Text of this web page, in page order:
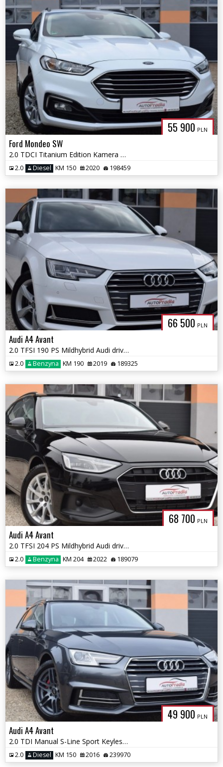
55 900 PLN
Ford Mondeo SW
2.0 TDCI Titanium Edition Kamera Navi Alum Pdc
2.0 Diesel KM 150 2020 198459
66 500 PLN
Audi A4 Avant
2.0 TFSI 190 PS Mildhybrid Audi drive Select Ledy Navi Matrix
2.0 Benzyna KM 190 2019 189325
68 700 PLN
Audi A4 Avant
2.0 TFSI 204 PS Mildhybrid Audi drive Select Ledy Navi
2.0 Benzyna KM 204 2022 189079
49 900 PLN
Audi A4 Avant
2.0 TDI Manual S-Line Sport Keyless-Go Ledy Navi
2.0 Diesel KM 150 2016 239970